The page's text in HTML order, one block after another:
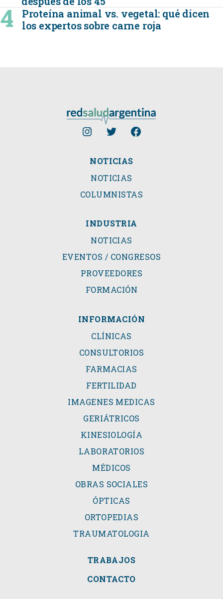
Proteína animal vs. vegetal: qué dicen
los expertos sobre carne roja
NOTICIAS
NOTICIAS
COLUMNISTAS
INDUSTRIA
NOTICIAS
EVENTOS / CONGRESOS
PROVEEDORES
FORMACIÓN
INFORMACIÓN
CLÍNICAS
CONSULTORIOS
FARMACIAS
FERTILIDAD
IMAGENES MEDICAS
GERIÁTRICOS
KINESIOLOGÍA
LABORATORIOS
MÉDICOS
OBRAS SOCIALES
ÓPTICAS
ORTOPEDIAS
TRAUMATOLOGIA
TRABAJOS
CONTACTO